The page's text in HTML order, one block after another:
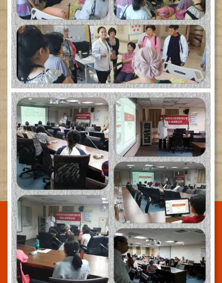
醫
療
收
費
基
準
電
子
病
歷
實
施
範
圍
交
通
資
訊
院
區
特
色
醫
師